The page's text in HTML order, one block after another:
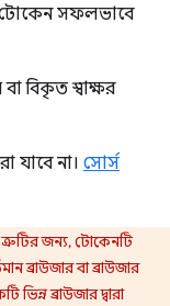
টোকেন সফলভাবে
বিকৃত স্বাক্ষর
যাবে না। সোর্স
ত্রুটির জন্য, টোকেনটি
ব্রাউজার বা ব্রাউজার
ব্রাউজার দ্বারা